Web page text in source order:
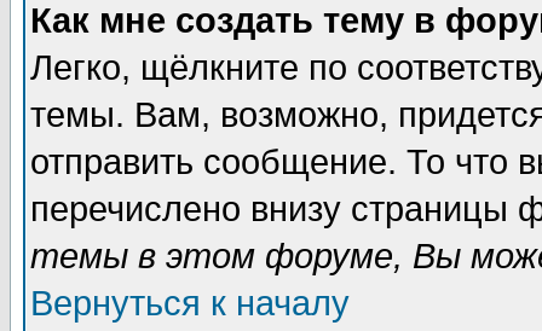
Как мне создать тему в
Легко, щёлкните по
темы. Вам, возможно,
отправить сообщение. То что
перечислено внизу страницы
темы в этом форуме, Вы
Вернуться к началу